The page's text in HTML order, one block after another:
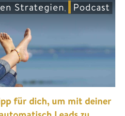
Strategien, Podcast
für dich, um mit deiner